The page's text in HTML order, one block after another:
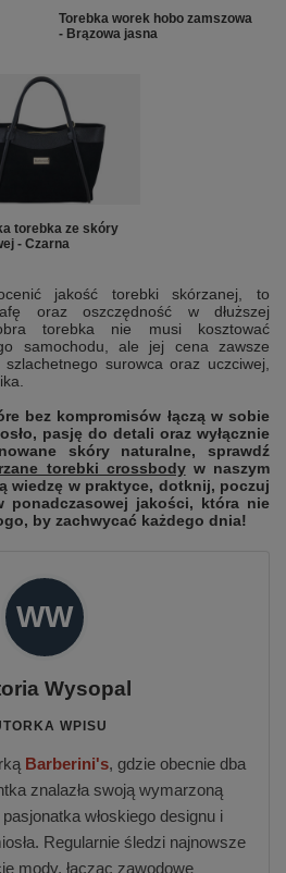
Torebka worek hobo zamszowa
- Brązowa jasna
torebka ze skóry
- Czarna
jakość torebki skórzanej, to
oraz oszczędność w dłuższej
torebka nie musi kosztować
samochodu, ale jej cena zawsze
surowca oraz uczciwej,
bez kompromisów łączą w sobie
pasję do detali oraz wyłącznie
skóry naturalne, sprawdź
torebki crossbodyw naszym
wiedzę w praktyce, dotknij, poczuj
ponadczasowej jakości, która nie
by zachwycać każdego dnia!
WW
Wysopal
WPISU
Barberini's, gdzie obecnie dba
znalazła swoją wymarzoną
włoskiego designu i
Regularnie śledzi najnowsze
mody, łącząc zawodowe